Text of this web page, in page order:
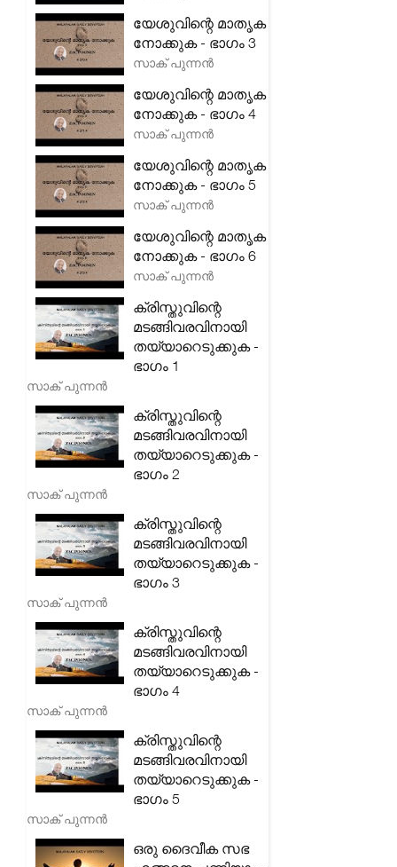
യേശുവിന്റെ മാതൃക
നോക്കുക - ഭാഗം 3
സാക് പുന്നൻ
യേശുവിന്റെ മാതൃക
നോക്കുക - ഭാഗം 4
സാക് പുന്നൻ
യേശുവിന്റെ മാതൃക
നോക്കുക - ഭാഗം 5
സാക് പുന്നൻ
യേശുവിന്റെ മാതൃക
നോക്കുക - ഭാഗം 6
സാക് പുന്നൻ
ക്രിസ്തുവിന്റെ
മടങ്ങിവരവിനായി
തയ്യാറെടുക്കുക -
ഭാഗം 1
സാക് പുന്നൻ
ക്രിസ്തുവിന്റെ
മടങ്ങിവരവിനായി
തയ്യാറെടുക്കുക -
ഭാഗം 2
സാക് പുന്നൻ
ക്രിസ്തുവിന്റെ
മടങ്ങിവരവിനായി
തയ്യാറെടുക്കുക -
ഭാഗം 3
സാക് പുന്നൻ
ക്രിസ്തുവിന്റെ
മടങ്ങിവരവിനായി
തയ്യാറെടുക്കുക -
ഭാഗം 4
സാക് പുന്നൻ
ക്രിസ്തുവിന്റെ
മടങ്ങിവരവിനായി
തയ്യാറെടുക്കുക -
ഭാഗം 5
സാക് പുന്നൻ
ഒരു ദൈവീക സഭ